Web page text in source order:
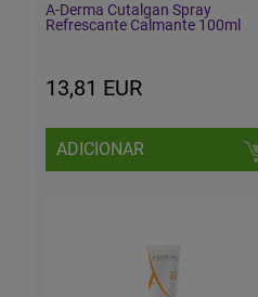
A-Derma Cutalgan Spray
Refrescante Calmante 100ml
13,81 EUR
ADICIONAR